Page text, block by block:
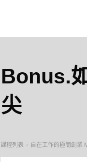
Bonus.
尖
課程列表 自在工作的極簡創業